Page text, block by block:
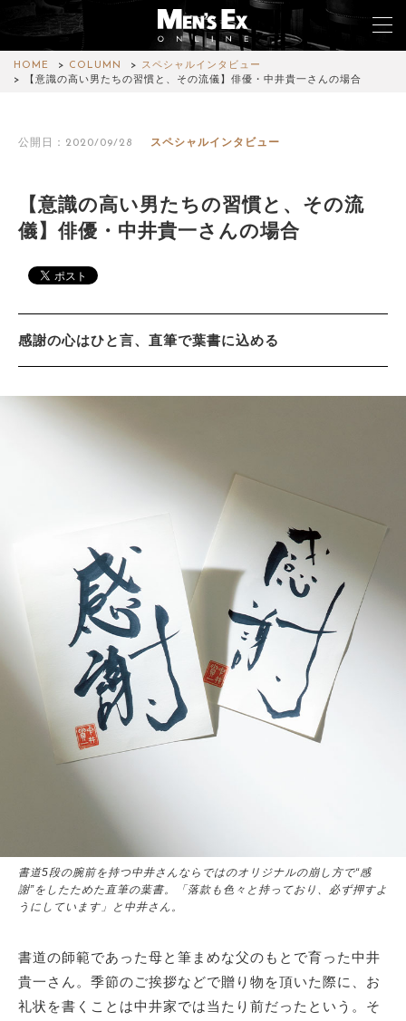
HOME COLUMN
スペシャルインタビュー
【意識の高い男たちの習慣と、その流儀】俳優・中井貴一さんの場合
公開日：2020/09/28 スペシャルインタビュー
【意識の高い男たちの習慣と、その流
儀】俳優・中井貴一さんの場合
感謝の心はひと言、直筆で葉書に込める
書道5段の腕前を持つ中井さんならではのオリジナルの崩し方で“感
謝”をしたためた直筆の葉書。「落款も色々と持っており、必ず押すよ
うにしています」と中井さん。
書道の師範であった母と筆まめな父のもとで育った中井
貴一さん。季節のご挨拶などで贈り物を頂いた際に、お
礼状を書くことは中井家では当たり前だったという。そ
WATCH
CAR&BIKE
LIFESTYLE